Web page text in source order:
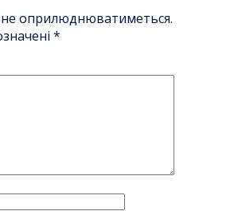
оприлюднюватиметься.
*